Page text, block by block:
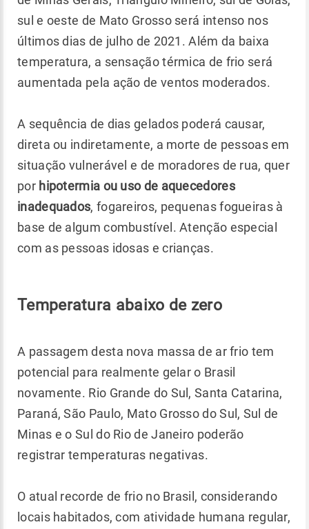
sul e oeste de Mato Grosso será intenso nos
últimos dias de julho de 2021. Além da baixa
temperatura, a sensação térmica de frio será
aumentada pela ação de ventos moderados.
A sequência de dias gelados poderá causar,
direta ou indiretamente, a morte de pessoas em
situação vulnerável e de moradores de rua, quer
por hipotermia ou uso de aquecedores
inadequados, fogareiros, pequenas fogueiras à
base de algum combustível. Atenção especial
com as pessoas idosas e crianças.
Temperatura abaixo de zero
A passagem desta nova massa de ar frio tem
potencial para realmente gelar o Brasil
novamente. Rio Grande do Sul, Santa Catarina,
Paraná, São Paulo, Mato Grosso do Sul, Sul de
Minas e o Sul do Rio de Janeiro poderão
registrar temperaturas negativas.
O atual recorde de frio no Brasil, considerando
locais habitados, com atividade humana regular,